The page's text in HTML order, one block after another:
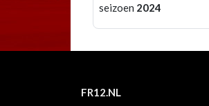
seizoen 2024
FR12.NL